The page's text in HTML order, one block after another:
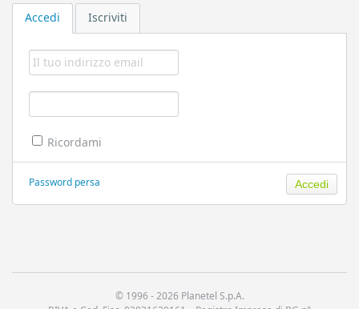
Accedi Iscriviti
Ricordami
Password persa
© 1996 -2026 Planetel S.p.A.